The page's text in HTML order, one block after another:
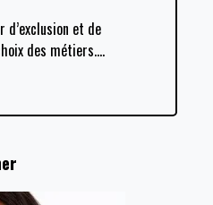
et de
des métiers.…